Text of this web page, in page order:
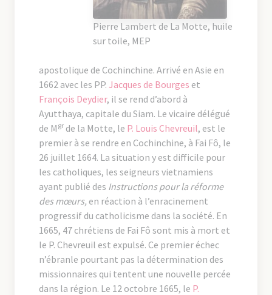
Pierre Lambert de La Motte, huile
sur toile, MEP
apostolique de Cochinchine. Arrivé en Asie en
1662 avec les PP. Jacques de Bourges et
François Deydier, il se rend d’abord à
Ayutthaya, capitale du Siam. Le vicaire délégué
de M gr de la Motte, le P. Louis Chevreuil, est le
premier à se rendre en Cochinchine, à Fai Fô, le
26 juillet 1664. La situation y est difficile pour
les catholiques, les seigneurs vietnamiens
ayant publié des Instructions pour la réforme
des mœurs, en réaction à l’enracinement
progressif du catholicisme dans la société. En
1665, 47 chrétiens de Fai Fô sont mis à mort et
le P. Chevreuil est expulsé. Ce premier échec
n’ébranle pourtant pas la détermination des
missionnaires qui tentent une nouvelle percée
dans la région. Le 12 octobre 1665, le P.